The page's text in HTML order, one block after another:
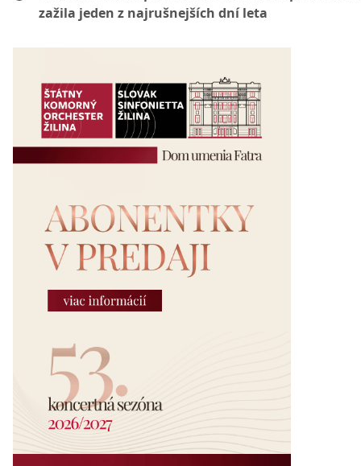
zažila jeden z najrušnejších dní leta